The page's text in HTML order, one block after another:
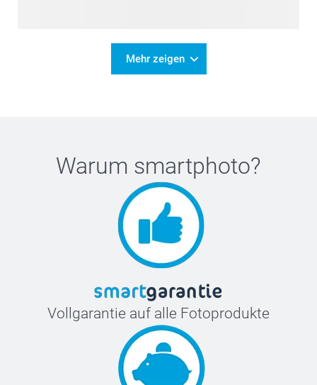
Mehr zeigen
Warum smartphoto?
Vollgarantie auf alle Fotoprodukte